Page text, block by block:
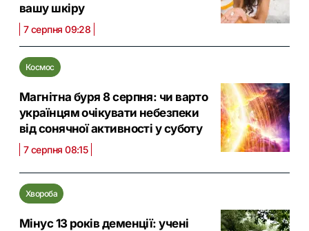
вашу шкіру
7 серпня 09:28
Космос
Магнітна буря 8 серпня: чи варто
українцям очікувати небезпеки
від сонячної активності у суботу
7 серпня 08:15
Хвороба
Мінус 13 років деменції: учені